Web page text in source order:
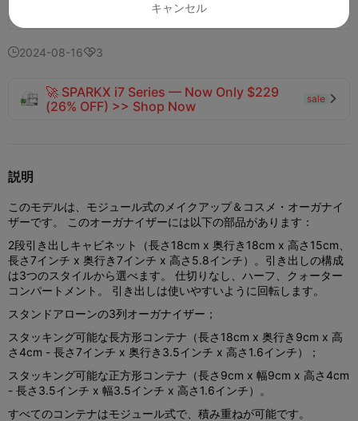
155 
2024-08-163
🚀 SPARKX i7 Series — Now Only $229
(26% OFF) >> Shop Now
sale 
説明
このモデルは、モジュール式のメイクアップ＆コスメ・オーガナイ
ザーです。 このオーガナイザーには以下の部品があります：
2段引き出しキャビネット（長さ18cm x 奥行き18cm x 高さ15cm、
長さ7インチ x 奥行き7インチ x 高さ5.8インチ）。引き出しの構成
は3つのスタイルから選べます。 仕切りなし、ハーフ、クォーター
コンパートメント。 引き出しは使いやすいように回転します。
スタンドアローンの3列オーガナイザー；
スタッキング可能な長方形コンテナ（長さ18cm x 奥行き9cm x 高
さ4cm - 長さ7インチ x 奥行き3.5インチ x 高さ1.6インチ）；
スタッキング可能な正方形コンテナ（長さ9cm x 幅9cm x 高さ4cm
- 長さ3.5インチ x 幅3.5インチ x 高さ1.6インチ）。
すべてのコンテナはモジュール式で、積み重ねが可能です。
キャンセル